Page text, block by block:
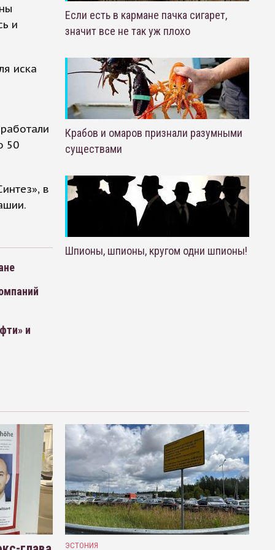
и
иска
50
в
и
Если есть в кармане пачка сигарет,
значит все не так уж плохо
Крабов и омаров признали разумными
существами
Шпионы, шпионы, кругом одни шпионы!
ЭСТОНИЯ